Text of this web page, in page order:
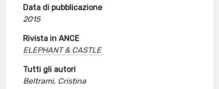
Data di pubblicazione
2015
Rivista in ANCE
ELEPHANT & CASTLE
Tutti gli autori
Beltrami, Cristina